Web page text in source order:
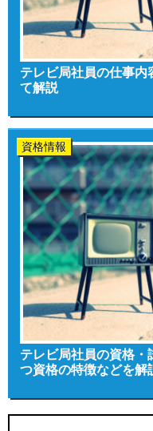
テレビ局社員の仕事内
て解説
資格情報
テレビ局社員の資格・
つ資格の特徴などを解